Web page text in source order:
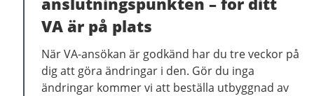
VA är på plats
När VA-ansökan är godkänd har du tre veckor på
dig att göra ändringar i den. Gör du inga
ändringar kommer vi att beställa utbyggnad av